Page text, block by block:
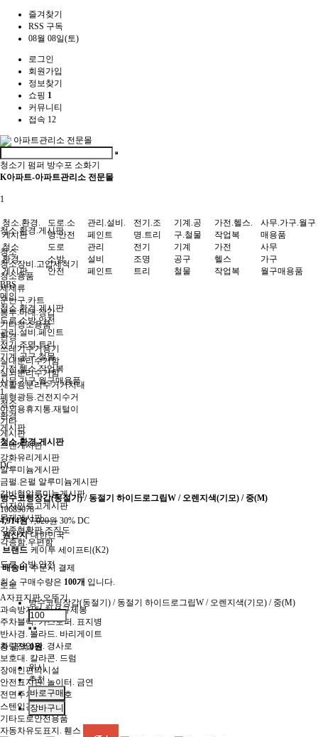
즐겨찾기
RSS 구독
08월 08일(토)
로그인
회원가입
정보찾기
쇼핑 1
커뮤니티
접속 12
아파트관리소 전문몰
청소기 펌퍼 방수포 소화기
K아파트-아파트관리소 전문몰
1
청소.환경.게시판
청소
청소장비.고압세척기
청소용품
세제류
운반구.카트
봉투.마대.장갑
기타청소용품
환경
쓰레기수거용기
실내분리수거함
실외분리수거함
재활용분리수거거치대
폐형광등.건전지수거
야외용휴지통.재털이
기타
게시판
스텐게시판
강화유리게시판
알루미늄게시판
금펄.은펄 알루미늄게시판
갈바형알루미늄게시판
디자인로고게시판
목재게시판
각종현황판.조직도
각종함.우편함
도로.소방.안전
도로
A자표지판.오뚜기
과속방지턱.차선규제봉
주차블럭. 카스토퍼. 표지병
반사경. 볼라드. 바리게이트
차량진입판. 경사로
보호대. 칼라콘. 드럼
장애인편의시설
안전표지판. 놀이터. 금연
전면주차. 잔디보호
스텐입간판
기타도로안전용품
자동차유도표지. 휀스
청소.환경.
게시판
청소
환경
게시판
도로.소
방.안전
도로
소방
안전
관리.설비.
페인트
관리
설비
페인트
전기.조
명.트리
전기
조명
트리
기계.공
구.철물
기계
공구
철물
가전.헬스.
작업복
가전
헬스
작업복
사무.가구.월구
매용품
사무
가구
월구매용품
BBS
메인
청소.환경.게시판
도로.소방.안전
관리.설비.페인트
전기.조명.트리
기계.공구.철물
가전.헬스.작업복
사무.가구.월구매용품
1
청소
환경
게시판
청소.환경.게시판
DC
방수코팅장갑(동절기) / 동절기 하이드로그립W / 오렌지색(기모) / 중(M)
10689078
4,914원 7,020원 30% DC
원산지 대한민국
브랜드 케이투 세이프티(K2)
배송비 주문시 결제
최소 구매수량은 100개 입니다.
방수코팅장갑(동절기) / 동절기 하이드로그립W / 오렌지색(기모) / 중(M)
총 금액0원
위시
추천